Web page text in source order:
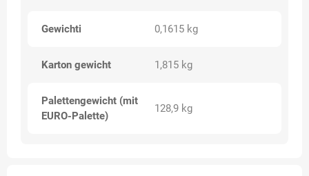
Gewichti 0,1615 kg
Karton gewicht 1,815 kg
Palettengewicht (mit
EURO-Palette)
128,9 kg